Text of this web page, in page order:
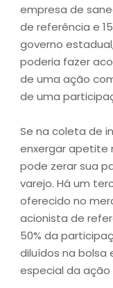
empresa de
de referência e
governo
poderia fazer
de uma ação
de uma
Se na coleta de
enxergar apetite
pode zerar sua
varejo. Há um
oferecido no
acionista de
50% da
diluídos na bolsa
especial da ação